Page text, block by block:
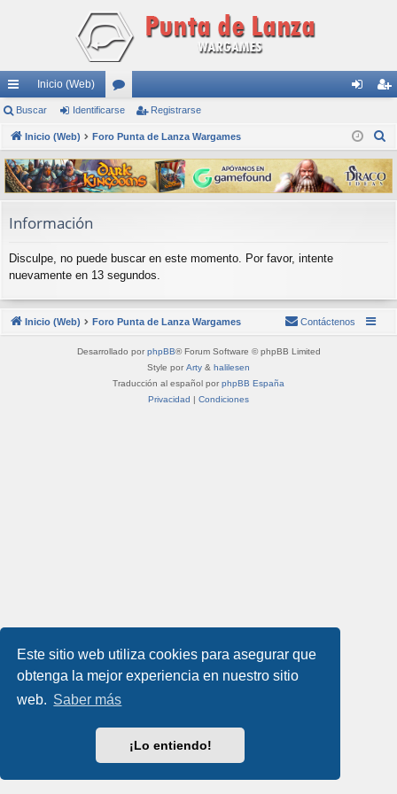
Este sitio web utiliza cookies para asegurar que
obtenga la mejor experiencia en nuestro sitio
web. Saber más
¡Lo entiendo!
nl
ac
es
rá
pi
s
Inicio (Web)
or
os nti
fic
ar
ist
ra
rs
Buscar Identificarse Registrarse
Inicio (Web) Foro Punta de Lanza Wargames
s
c
Información
Disculpe, no puede buscar en este momento. Por favor, intente
nuevamente en 13 segundos.
Inicio (Web) Foro Punta de Lanza Wargames Contáctenos
Desarrollado por phpBB® Forum Software © phpBB Limited
Style por Arty & halilesen
Traducción al español por phpBB España
Privacidad | Condiciones